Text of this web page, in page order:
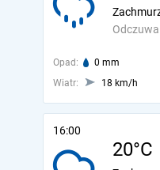
Opad: 0 mm
Wiatr:
18 km/h
16:00
20°C